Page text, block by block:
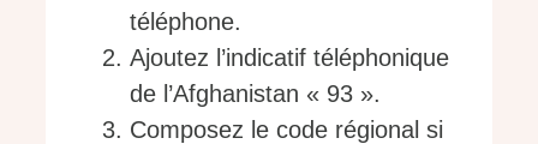
téléphone.
Ajoutez l’indicatif téléphonique
de l’Afghanistan « 93 ».
Composez le code régional si